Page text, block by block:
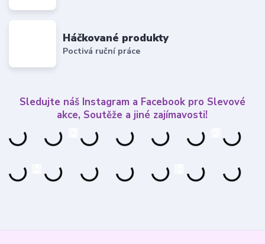
Háčkované produkty
Poctivá ruční práce
Sledujte náš Instagram a Facebook pro Slevové
akce, Soutěže a jiné zajímavosti!